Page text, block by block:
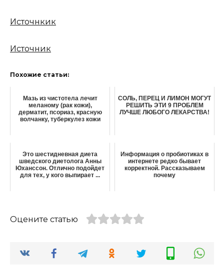
Источнкик
Источник
Похожие статьи:
Мазь из чистотела лечит
меланому (рак кожи),
дерматит, псориаз, красную
волчанку, туберкулез кожи
СОЛЬ, ПЕРЕЦ И ЛИМОН МОГУТ
РЕШИТЬ ЭТИ 9 ПРОБЛЕМ
ЛУЧШЕ ЛЮБОГО ЛЕКАРСТВА!
Это шестидневная диета
шведского диетолога Анны
Юханссон. Отлично подойдет
для тех, у кого выпирает ...
Информация о пробиотиках в
интернете редко бывает
корректной. Рассказываем
почему
Оцените статью